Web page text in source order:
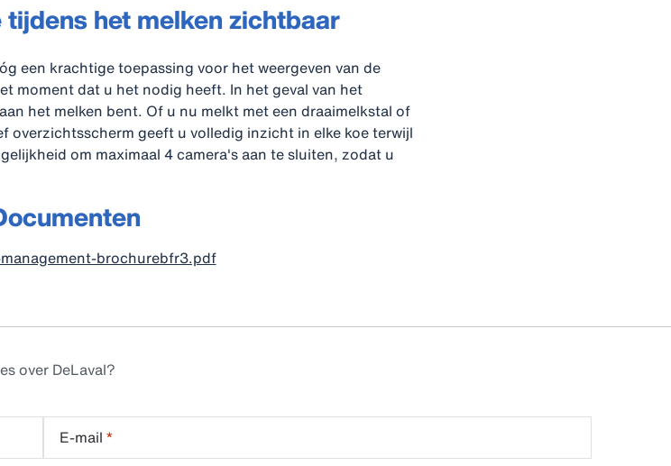
het melken zichtbaar
een krachtige toepassing voor het weergeven van de
moment dat u het nodig heeft. In het geval van het
het melken bent. Of u nu melkt met een draaimelkstal of
overzichtsscherm geeft u volledig inzicht in elke koe terwijl
om maximaal 4 camera's aan te sluiten, zodat u
brochurebfr3.pdf
over DeLaval?
E-mail *